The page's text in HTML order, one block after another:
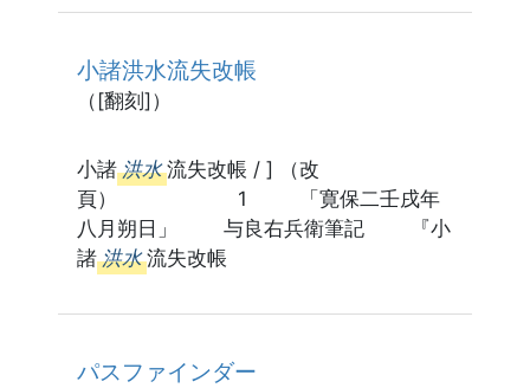
小諸洪水流失改帳
（[翻刻]）
小諸 洪水 流失改帳 / ] （改
頁） 1 「寛保二壬戌年
八月朔日」 与良右兵衛筆記 『小
諸 洪水 流失改帳
パスファインダー